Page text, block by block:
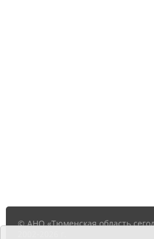
© АНО «Тюменская область